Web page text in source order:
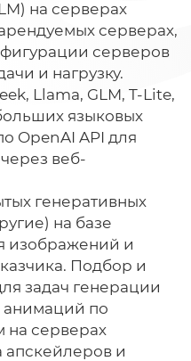
на серверах
серверах,
серверов
и нагрузку.
Llama, GLM, T-Lite,
языковых
OpenAI API для
веб-
генеративных
на базе
изображений и
Подбор и
задач генерации
по
на серверах
апскейлеров и